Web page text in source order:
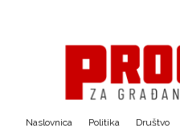
Naslovnica Politika Društvo